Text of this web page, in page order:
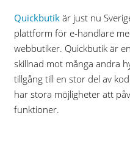
Support
About
the
company
Quickbutik är just nu
plattform för e-handlare
webbutiker. Quickbutik är
skillnad mot många andra
tillgång till en stor del av
har stora möjligheter att
funktioner.